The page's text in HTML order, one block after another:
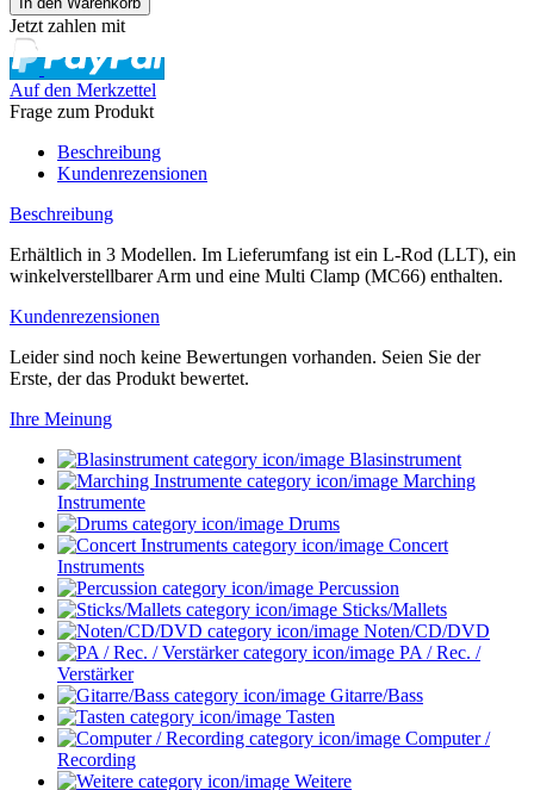
Jetzt zahlen mit
Auf den Merkzettel
Frage zum Produkt
Beschreibung
Kundenrezensionen
Beschreibung
Erhältlich in 3 Modellen. Im Lieferumfang ist ein L-Rod (LLT), ein
winkelverstellbarer Arm und eine Multi Clamp (MC66) enthalten.
Kundenrezensionen
Leider sind noch keine Bewertungen vorhanden. Seien Sie der
Erste, der das Produkt bewertet.
Ihre Meinung
Blasinstrument
Marching
Instrumente
Drums
Concert
Instruments
Percussion
Sticks/Mallets
Noten/CD/DVD
PA / Rec. /
Verstärker
Gitarre/Bass
Tasten
Computer /
Recording
Weitere